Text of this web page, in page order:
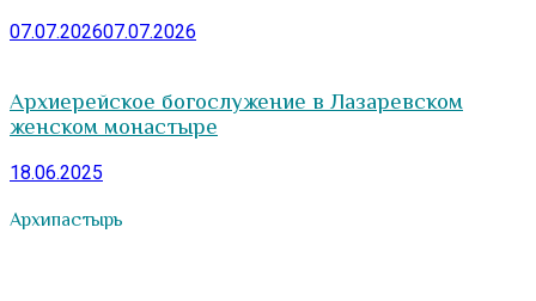
07.07.202607.07.2026
Архиерейское богослужение в Лазаревском
женском монастыре
18.06.2025
Архипастырь